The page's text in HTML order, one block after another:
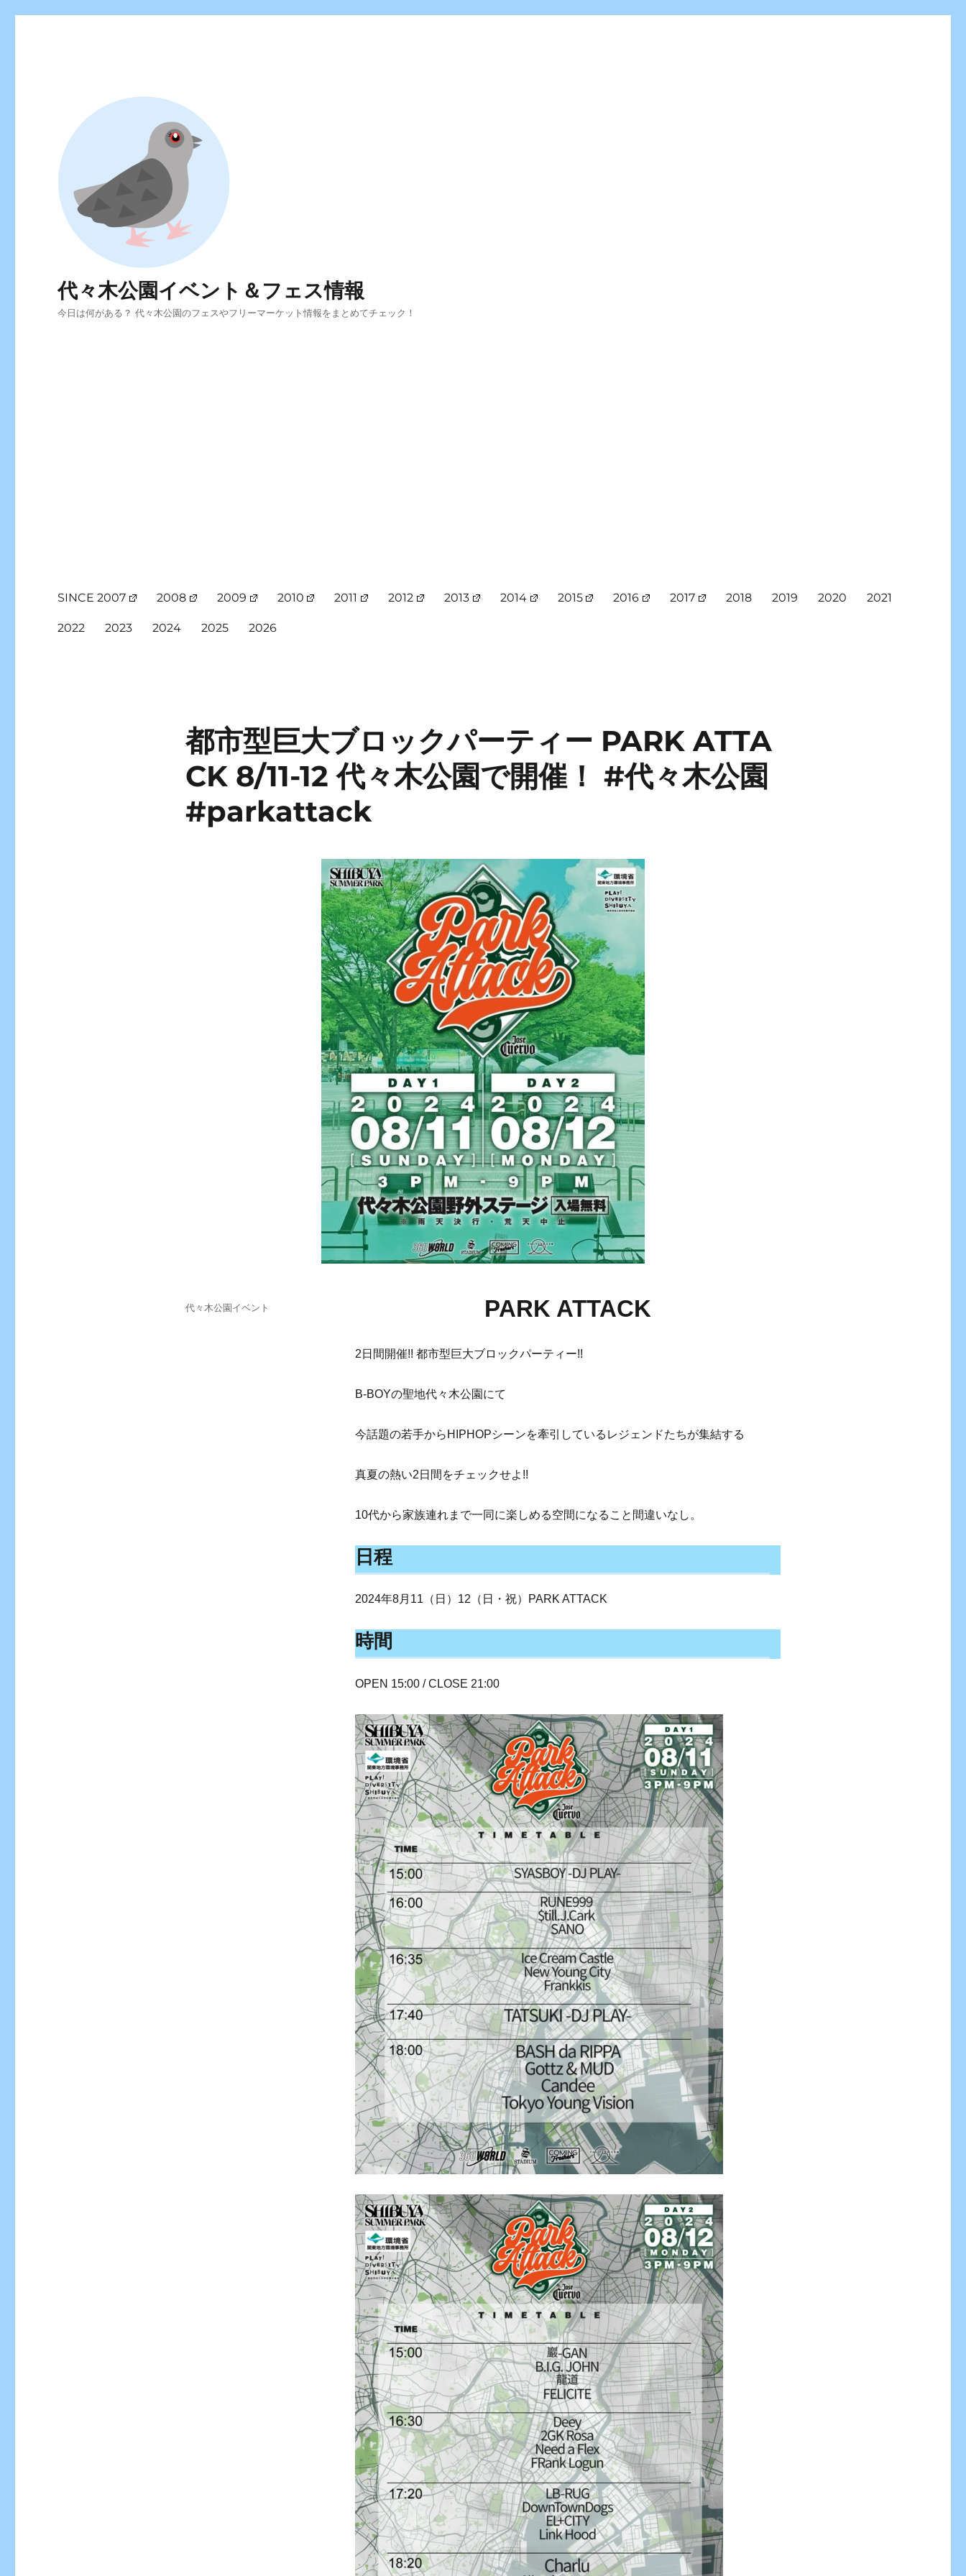
代々木公園イベント＆フェス情報
今日は何がある？ 代々木公園のフェスやフリーマーケット情報をまとめてチェック！
SINCE 2007 2008 2009 2010 2011 2012 2013 2014 2015 2016 2017 2018 2019 2020 2021
2022 2023 2024 2025 2026
都市型巨大ブロックパーティー PARK ATTA
CK 8/11-12 代々木公園で開催！ #代々木公園
#parkattack
PARK ATTACK
2日間開催!! 都市型巨大ブロックパーティー!!
B-BOYの聖地代々木公園にて
今話題の若手からHIPHOPシーンを牽引しているレジェンドたちが集結する
真夏の熱い2日間をチェックせよ!!
10代から家族連れまで一同に楽しめる空間になること間違いなし。
日程
2024年8月11（日）12（日・祝）PARK ATTACK
時間
OPEN 15:00 / CLOSE 21:00
投
カ
代々木公園イベント